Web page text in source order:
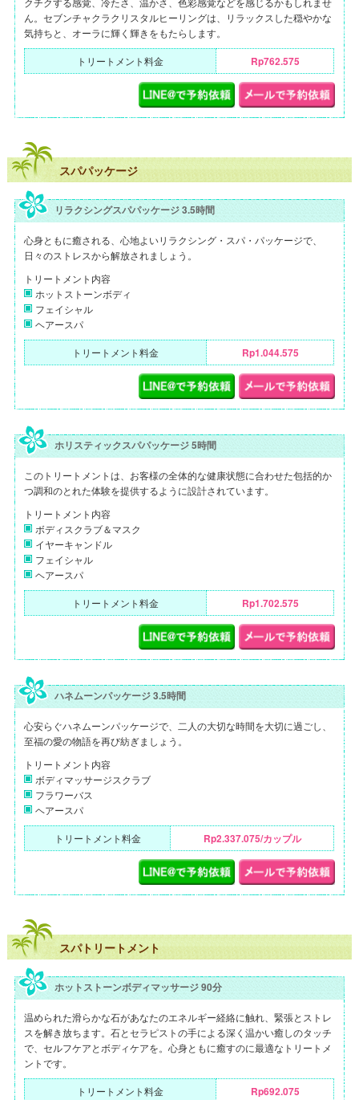
ん。セブンチャクラクリスタルヒーリングは、リラックスした穏やかな
気持ちと、オーラに輝く輝きをもたらします。
トリートメント料金 Rp762.575
スパパッケージ
リラクシングスパパッケージ 3.5時間
心身ともに癒される、心地よいリラクシング・スパ・パッケージで、
日々のストレスから解放されましょう。
トリートメント内容
ホットストーンボディ
フェイシャル
ヘアースパ
トリートメント料金 Rp1.044.575
ホリスティックスパパッケージ 5時間
このトリートメントは、お客様の全体的な健康状態に合わせた包括的か
つ調和のとれた体験を提供するように設計されています。
トリートメント内容
ボディスクラブ＆マスク
イヤーキャンドル
フェイシャル
ヘアースパ
トリートメント料金 Rp1.702.575
ハネムーンパッケージ 3.5時間
心安らぐハネムーンパッケージで、二人の大切な時間を大切に過ごし、
至福の愛の物語を再び紡ぎましょう。
トリートメント内容
ボディマッサージスクラブ
フラワーバス
ヘアースパ
トリートメント料金 Rp2.337.075/カップル
スパトリートメント
ホットストーンボディマッサージ 90分
温められた滑らかな石があなたのエネルギー経絡に触れ、緊張とストレ
スを解き放ちます。石とセラピストの手による深く温かい癒しのタッチ
で、セルフケアとボディケアを。心身ともに癒すのに最適なトリートメ
ントです。
トリートメント料金 Rp692.075